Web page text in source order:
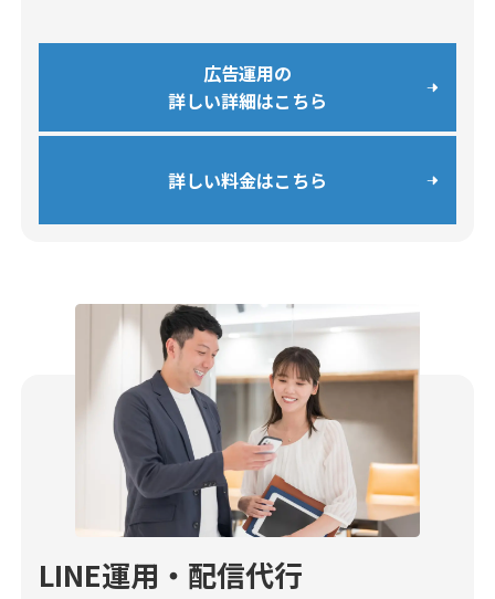
広告運用の
詳しい詳細はこちら
詳しい料金はこちら
LINE運用・配信代行